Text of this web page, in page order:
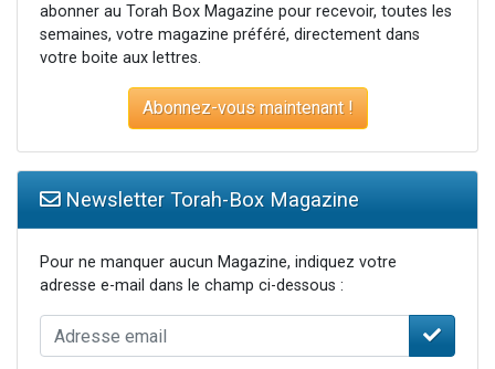
abonner au Torah Box Magazine pour recevoir, toutes les
semaines, votre magazine préféré, directement dans
votre boite aux lettres.
Abonnez-vous maintenant !
Newsletter Torah-Box Magazine
Pour ne manquer aucun Magazine, indiquez votre
adresse e-mail dans le champ ci-dessous :